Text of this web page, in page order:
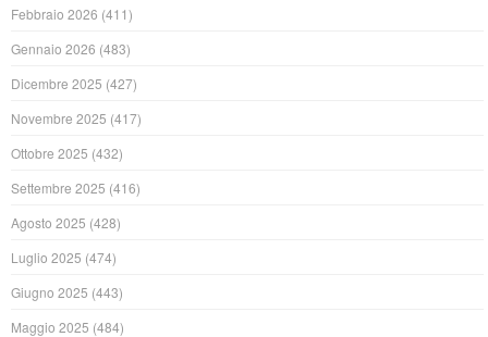
Febbraio 2026 (411)
Gennaio 2026 (483)
Dicembre 2025 (427)
Novembre 2025 (417)
Ottobre 2025 (432)
Settembre 2025 (416)
Agosto 2025 (428)
Luglio 2025 (474)
Giugno 2025 (443)
Maggio 2025 (484)